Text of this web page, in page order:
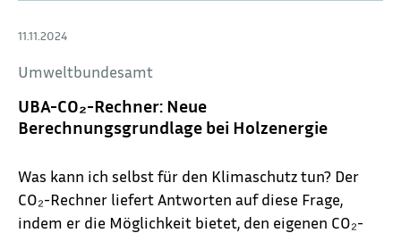
11.11.2024
Umweltbundesamt
UBA-CO₂-Rechner: Neue
Berechnungsgrundlage bei Holzenergie
Was kann ich selbst für den Klimaschutz tun? Der
CO₂-Rechner liefert Antworten auf diese Frage,
indem er die Möglichkeit bietet, den eigenen CO₂-